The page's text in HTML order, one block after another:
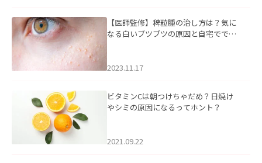
【医師監修】稗粒腫の治し方は？気に
なる白いブツブツの原因と自宅ででき
2023.11.17
ビタミンCは朝つけちゃだめ？日焼け
やシミの原因になるってホント？
2021.09.22